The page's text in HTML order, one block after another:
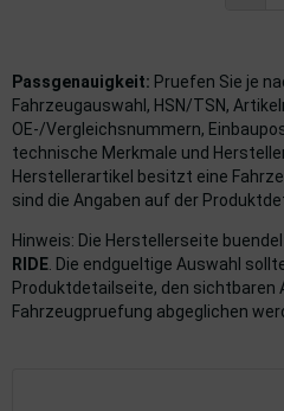
Passgenauigkeit: Pruefen Sie je
Fahrzeugauswahl, HSN/TSN,
OE-/Vergleichsnummern,
technische Merkmale und
Herstellerartikel besitzt eine
sind die Angaben auf der
Hinweis: Die Herstellerseite
RIDE . Die endgueltige Auswahl
Produktdetailseite, den sichtbaren
Fahrzeugpruefung abgeglichen
Glühanlage